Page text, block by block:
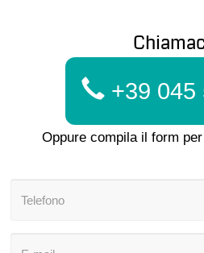
+39 045
Oppure compila il form